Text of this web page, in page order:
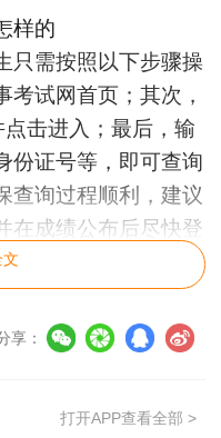
样的
只需按照以下步骤操
考试网首页；其次，
点击进入；最后，输
份证号等，即可查询
查询过程顺利，建议
在成绩公布后尽快登
格标准是多少
生也应关注合格标
工程经济》满分100
享：
打开APP查看全部 >